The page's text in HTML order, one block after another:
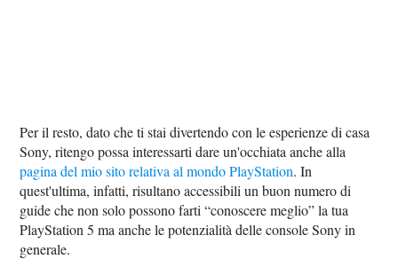
Per il resto, dato che ti stai divertendo con le esperienze di casa
Sony, ritengo possa interessarti dare un'occhiata anche alla
pagina del mio sito relativa al mondo PlayStation. In
quest'ultima, infatti, risultano accessibili un buon numero di
guide che non solo possono farti “conoscere meglio” la tua
PlayStation 5 ma anche le potenzialità delle console Sony in
generale.